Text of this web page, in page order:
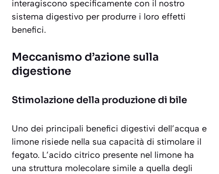
interagiscono specificamente con il nostro
sistema digestivo per produrre i loro effetti
benefici.
Meccanismo d’azione sulla
digestione
Stimolazione della produzione di bile
Uno dei principali benefici digestivi dell’acqua e
limone risiede nella sua capacità di stimolare il
fegato. L’acido citrico presente nel limone ha
una struttura molecolare simile a quella degli